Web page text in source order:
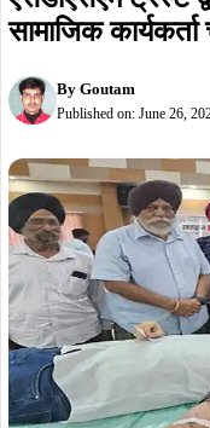
Summarize : With
जनसंवाद, जमशेदपुर:
एसडीएसएम ट्रस्ट द्वारा
पुण्य स्मृति में एसडीएसएम
शिविर में सम्मिलित हो
उनका उत्साहवर्धन किया।